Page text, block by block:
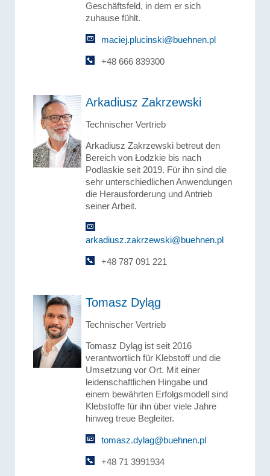
Geschäftsfeld, in dem er sich
zuhause fühlt.
maciej.plucinski@buehnen.pl
+48 666 839300
Arkadiusz Zakrzewski
Technischer Vertrieb
Arkadiusz Zakrzewski betreut den
Bereich von Łodzkie bis nach
Podlaskie seit 2019. Für ihn sind die
sehr unterschiedlichen Anwendungen
die Herausforderung und Antrieb
seiner Arbeit.
arkadiusz.zakrzewski@buehnen.pl
+48 787 091 221
Tomasz Dyląg
Technischer Vertrieb
Tomasz Dyląg ist seit 2016
verantwortlich für Klebstoff und die
Umsetzung vor Ort. Mit einer
leidenschaftlichen Hingabe und
einem bewährten Erfolgsmodell sind
Klebstoffe für ihn über viele Jahre
hinweg treue Begleiter.
tomasz.dylag@buehnen.pl
+48 71 3991934